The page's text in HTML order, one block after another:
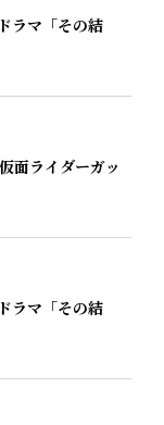
ラマ「その結
面ライダーガッ
ラマ「その結